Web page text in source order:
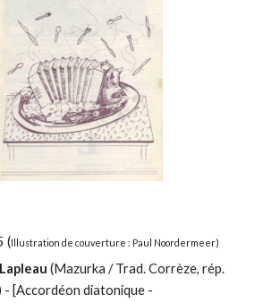
(Illustration de couverture : Paul Noordermeer)
(Mazurka / Trad. Corrèze, rép.
- [Accordéon diatonique -